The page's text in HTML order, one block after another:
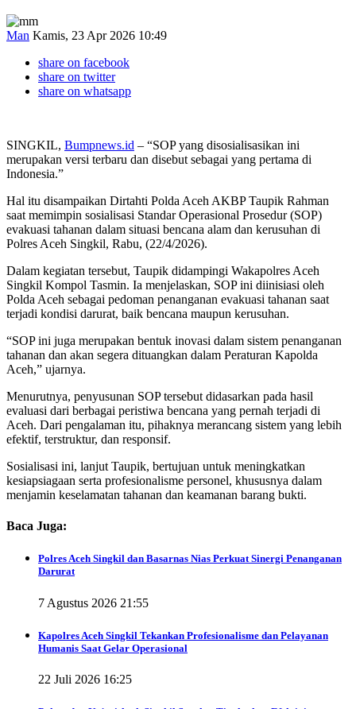
Man Kamis, 23 Apr 2026 10:49
share on facebook
share on twitter
share on whatsapp
SINGKIL, Bumpnews.id – “SOP yang disosialisasikan ini
merupakan versi terbaru dan disebut sebagai yang pertama di
Indonesia.”
Hal itu disampaikan Dirtahti Polda Aceh AKBP Taupik Rahman
saat memimpin sosialisasi Standar Operasional Prosedur (SOP)
evakuasi tahanan dalam situasi bencana alam dan kerusuhan di
Polres Aceh Singkil, Rabu, (22/4/2026).
Dalam kegiatan tersebut, Taupik didampingi Wakapolres Aceh
Singkil Kompol Tasmin. Ia menjelaskan, SOP ini diinisiasi oleh
Polda Aceh sebagai pedoman penanganan evakuasi tahanan saat
terjadi kondisi darurat, baik bencana maupun kerusuhan.
“SOP ini juga merupakan bentuk inovasi dalam sistem penanganan
tahanan dan akan segera dituangkan dalam Peraturan Kapolda
Aceh,” ujarnya.
Menurutnya, penyusunan SOP tersebut didasarkan pada hasil
evaluasi dari berbagai peristiwa bencana yang pernah terjadi di
Aceh. Dari pengalaman itu, pihaknya merancang sistem yang lebih
efektif, terstruktur, dan responsif.
Sosialisasi ini, lanjut Taupik, bertujuan untuk meningkatkan
kesiapsiagaan serta profesionalisme personel, khususnya dalam
menjamin keselamatan tahanan dan keamanan barang bukti.
Baca Juga:
Polres Aceh Singkil dan Basarnas Nias Perkuat Sinergi Penanganan
Darurat
7 Agustus 2026 21:55
Kapolres Aceh Singkil Tekankan Profesionalisme dan Pelayanan
Humanis Saat Gelar Operasional
22 Juli 2026 16:25